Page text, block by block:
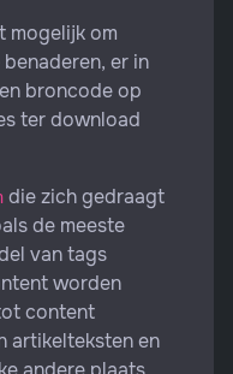
mogelijk om
er in
broncode op
ter download
die zich gedraagt
de meeste
van tags
worden
content
artikelteksten en